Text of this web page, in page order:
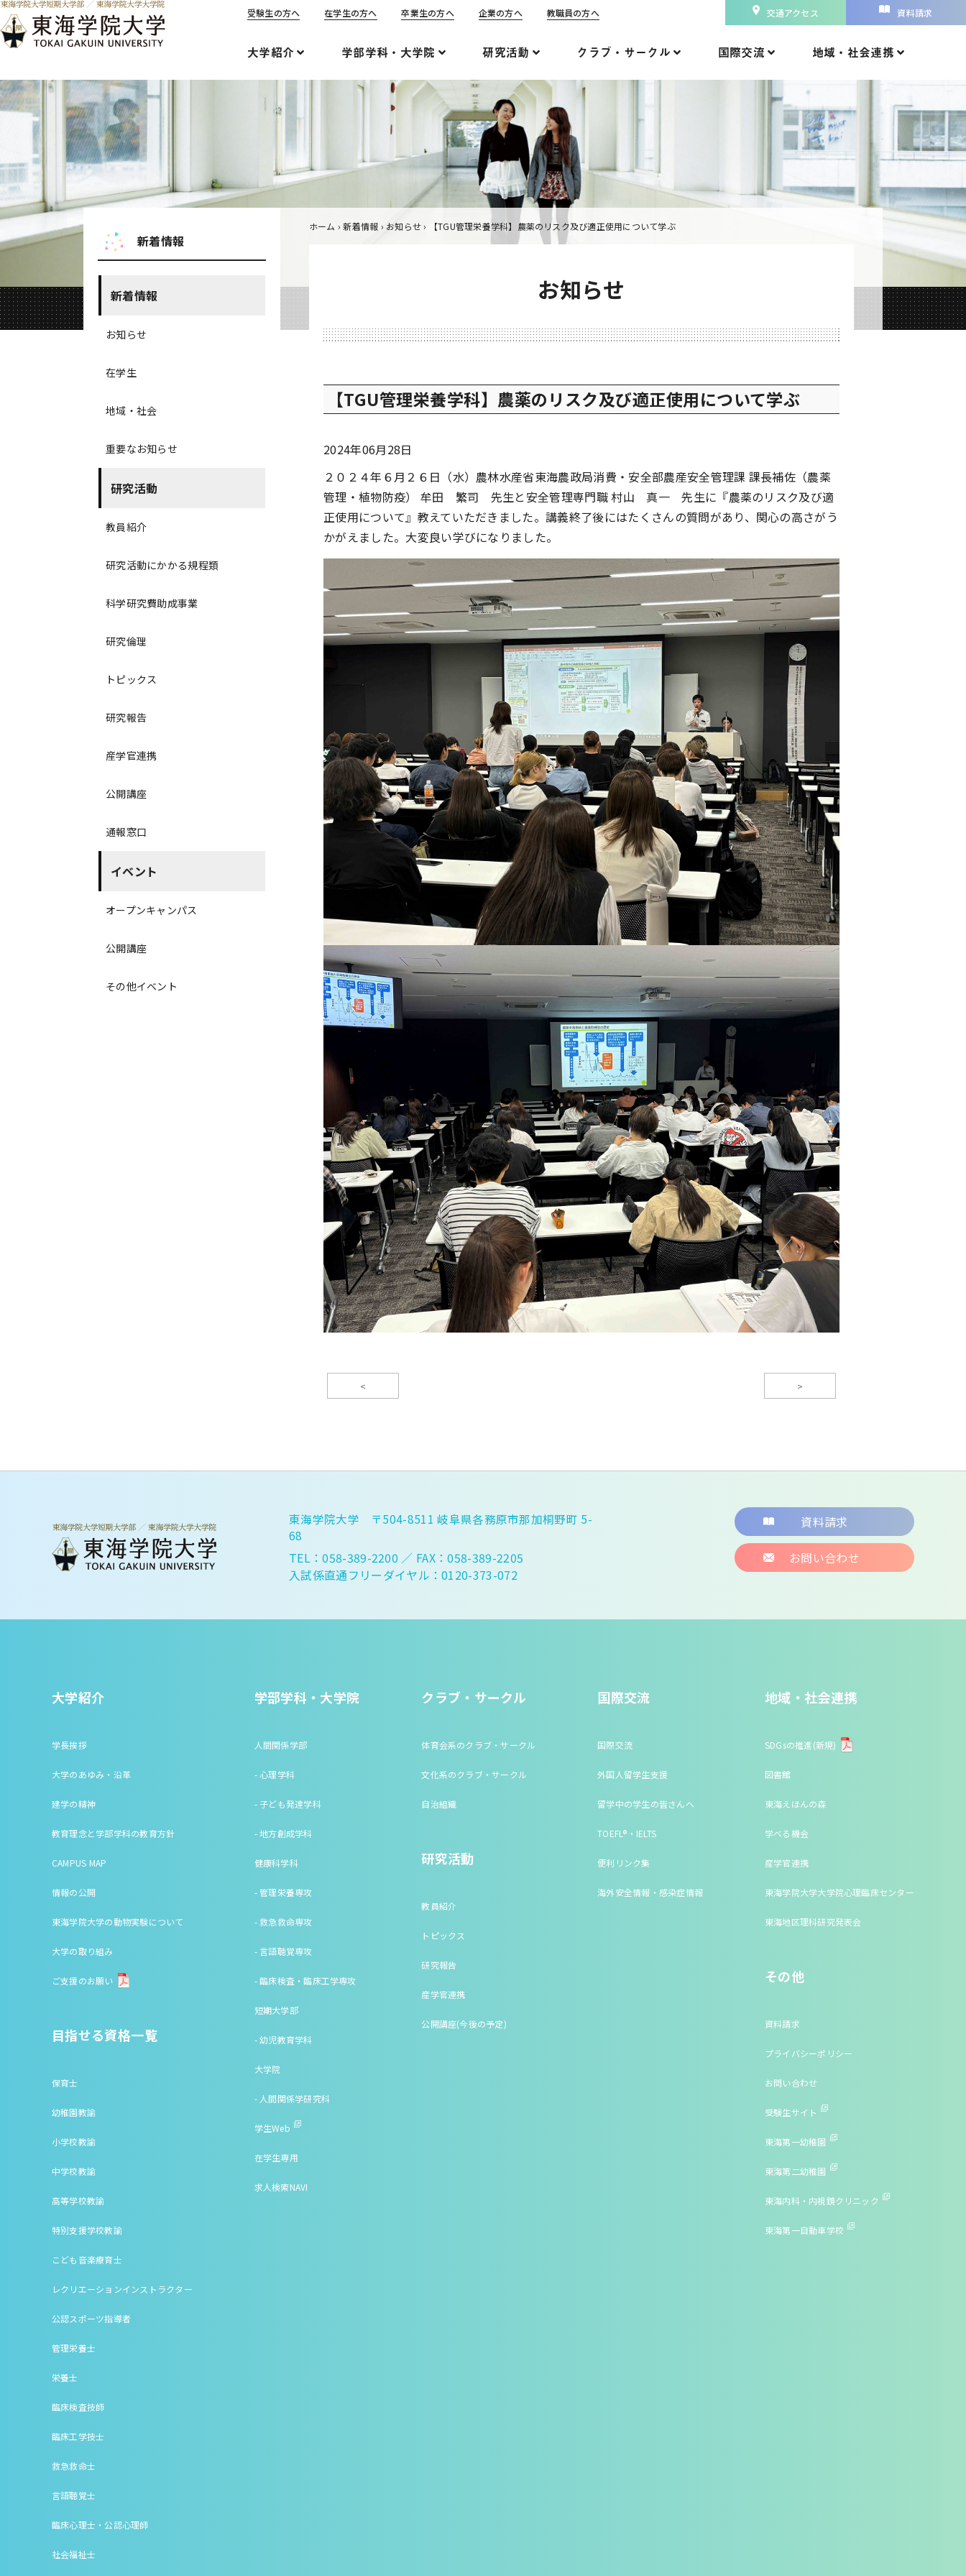
受験生の方へ 在学生の方へ 卒業生の方へ 企業の方へ 教職員の方へ 交通アクセス 資料請求
大学紹介 学部学科・大学院 研究活動 クラブ・サークル 国際交流 地域・社会連携
ホーム ›新着情報 › お知らせ› 【TGU管理栄養学科】農薬のリスク及び適正使用について学ぶ
お知らせ
【TGU管理栄養学科】農薬のリスク及び適正使用について学ぶ
2024年06月28日
２０２４年６月２６日（水）農林水産省東海農政局消費・安全部農産安全管理課 課長補佐（農薬
管理・植物防疫） 牟田 繁司 先生と安全管理専門職 村山 真一 先生に『農薬のリスク及び適
正使用について』教えていただきました。講義終了後にはたくさんの質問があり、関心の高さがう
かがえました。大変良い学びになりました。
< >
新着情報
新着情報
お知らせ
在学生
地域・社会
重要なお知らせ
研究活動
教員紹介
研究活動にかかる規程類
科学研究費助成事業
研究倫理
トピックス
研究報告
産学官連携
公開講座
通報窓口
イベント
オープンキャンパス
公開講座
その他イベント
東海学院大学 〒504-8511 岐阜県各務原市那加桐野町 5-
68
TEL：058-389-2200 ／ FAX：058-389-2205
入試係直通フリーダイヤル：0120-373-072
資料請求
お問い合わせ
大学紹介
学長挨拶
大学のあゆみ・沿革
建学の精神
教育理念と学部学科の教育方針
CAMPUS MAP
情報の公開
東海学院大学の動物実験について
大学の取り組み
ご支援のお願い
目指せる資格一覧
保育士
幼稚園教諭
小学校教諭
中学校教諭
高等学校教諭
特別支援学校教諭
こども音楽療育士
レクリエーションインストラクター
公認スポーツ指導者
管理栄養士
栄養士
臨床検査技師
臨床工学技士
救急救命士
言語聴覚士
臨床心理士・公認心理師
社会福祉士
学部学科・大学院
人間関係学部
- 心理学科
- 子ども発達学科
- 地方創成学科
健康科学科
- 管理栄養専攻
- 救急救命専攻
- 言語聴覚専攻
- 臨床検査・臨床工学専攻
短期大学部
- 幼児教育学科
大学院
- 人間関係学研究科
学生Web
在学生専用
求人検索NAVI
クラブ・サークル
体育会系のクラブ・サークル
文化系のクラブ・サークル
自治組織
研究活動
教員紹介
トピックス
研究報告
産学官連携
公開講座(今後の予定)
国際交流
国際交流
外国人留学生支援
留学中の学生の皆さんへ
TOEFL®・IELTS
便利リンク集
海外安全情報・感染症情報
地域・社会連携
SDGsの推進(新規)
図書館
東海えほんの森
学べる機会
産学官連携
東海学院大学大学院心理臨床センター
東海地区理科研究発表会
その他
資料請求
プライバシーポリシー
お問い合わせ
受験生サイト
東海第一幼稚園
東海第二幼稚園
東海内科・内視鏡クリニック
東海第一自動車学校